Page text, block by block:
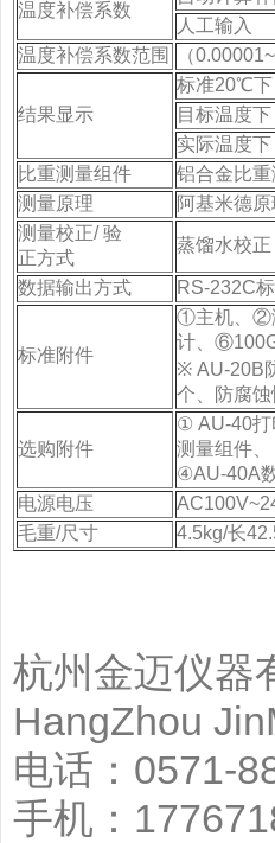
温度补偿系数
人工输入
温度补偿系数范围
（
结果显示
标准20℃下
目标温度
实际温度
比重测量组件
铝合金比
测量原理
阿基米德
测量校正/ 验
正方式
蒸馏水校
数据输出方式 RS-232C
标准附件
①主机、②
计、
※ AU-20B
个、防腐
选购附件
① AU-40
测量组件、
④AU-40A
电源电压
毛重/尺寸
4.5kg/长
杭州金迈仪器
HangZhou
电话：
手机：